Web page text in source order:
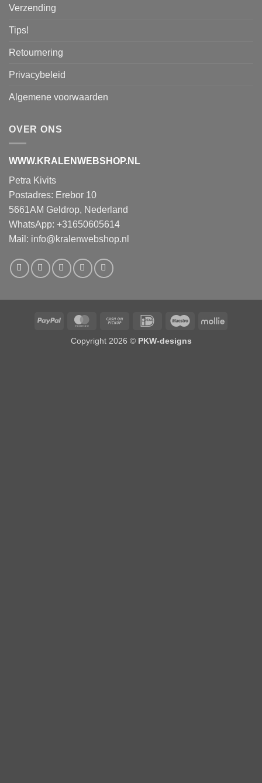
Verzending
Tips!
Retournering
Privacybeleid
Algemene voorwaarden
OVER ONS
WWW.KRALENWEBSHOP.NL
Petra Kivits
Postadres: Erebor 10
5661AM Geldrop, Nederland
WhatsApp: +31650605614
Mail: info@kralenwebshop.nl
PayPal MasterCardCash
Pickup
IDeal Maestro Mollie
Copyright 2026 © PKW-designs